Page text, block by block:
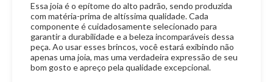
Essa joia é o epítome do alto padrão, sendo produzida
com matéria-prima de altíssima qualidade. Cada
componente é cuidadosamente selecionado para
garantir a durabilidade e a beleza incomparáveis dessa
peça. Ao usar esses brincos, você estará exibindo não
apenas uma joia, mas uma verdadeira expressão de seu
bom gosto e apreço pela qualidade excepcional.